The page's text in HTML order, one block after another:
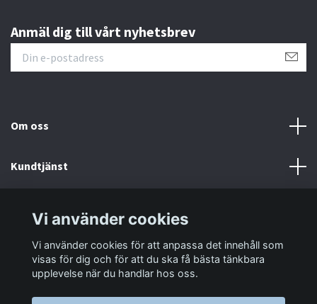
Anmäl dig till vårt nyhetsbrev
Om oss
Kundtjänst
Sociala medier
Vi använder cookies
Vi använder cookies för att anpassa det innehåll som
visas för dig och för att du ska få bästa tänkbara
upplevelse när du handlar hos oss.